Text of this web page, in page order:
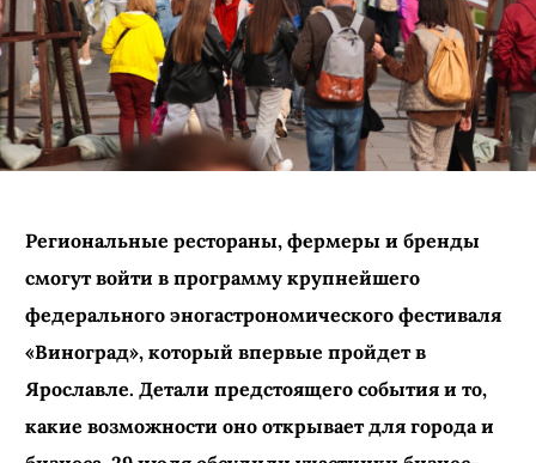
Региональные рестораны, фермеры и бренды
смогут войти в программу крупнейшего
федерального эногастрономического фестиваля
«Виноград», который впервые пройдет в
Ярославле. Детали предстоящего события и то,